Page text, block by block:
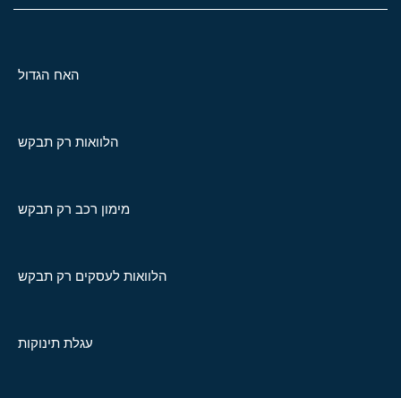
האח הגדול
הלוואות רק תבקש
מימון רכב רק תבקש
הלוואות לעסקים רק תבקש
עגלת תינוקות